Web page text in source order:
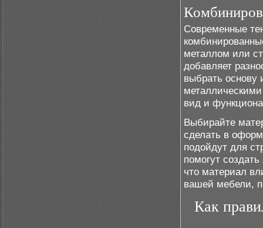
Современные
металлом или
добавляет
выбрать
вид и
Выбирайте
сделать в
подойдут для
помогут
что материал
вашей мебели,
Как